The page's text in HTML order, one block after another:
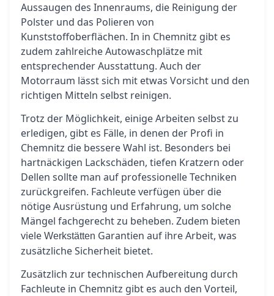
Aussaugen des Innenraums, die Reinigung der
Polster und das Polieren von
Kunststoffoberflächen. In in Chemnitz gibt es
zudem zahlreiche Autowaschplätze mit
entsprechender Ausstattung. Auch der
Motorraum lässt sich mit etwas Vorsicht und den
richtigen Mitteln selbst reinigen.
Trotz der Möglichkeit, einige Arbeiten selbst zu
erledigen, gibt es Fälle, in denen der Profi in
Chemnitz die bessere Wahl ist. Besonders bei
hartnäckigen Lackschäden, tiefen Kratzern oder
Dellen sollte man auf professionelle Techniken
zurückgreifen. Fachleute verfügen über die
nötige Ausrüstung und Erfahrung, um solche
Mängel fachgerecht zu beheben. Zudem bieten
viele Werkstätten Garantien auf ihre Arbeit, was
zusätzliche Sicherheit bietet.
Zusätzlich zur technischen Aufbereitung durch
Fachleute in Chemnitz gibt es auch den Vorteil,